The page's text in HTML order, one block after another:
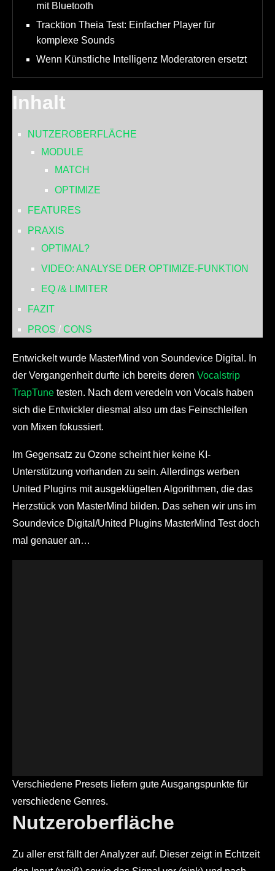
mit Bluetooth
Tracktion Theia Test: Einfacher Player für
komplexe Sounds
Wenn Künstliche Intelligenz Moderatoren ersetzt
Inhalt
NUTZEROBERFLÄCHE
MODULE
MATCH
OPTIMIZE
FEATURES
PRAXIS
OPTIMAL?
VIDEO: ANALYSE DER OPTIMIZE-FUNKTION
EQ /& LIMITER
FAZIT
PROS / CONS
Entwickelt wurde MasterMind von Soundevice Digital. In
der Vergangenheit durfte ich bereits deren Vocalstrip
TrapTune testen. Nach dem veredeln von Vocals haben
sich die Entwickler diesmal also um das Feinschleifen
von Mixen fokussiert.
Im Gegensatz zu Ozone scheint hier keine KI-
Unterstützung vorhanden zu sein. Allerdings werben
United Plugins mit ausgeklügelten Algorithmen, die das
Herzstück von MasterMind bilden. Das sehen wir uns im
Soundevice Digital/United Plugins MasterMind Test doch
mal genauer an…
Verschiedene Presets liefern gute Ausgangspunkte für
verschiedene Genres.
Nutzeroberfläche
Zu aller erst fällt der Analyzer auf. Dieser zeigt in Echtzeit